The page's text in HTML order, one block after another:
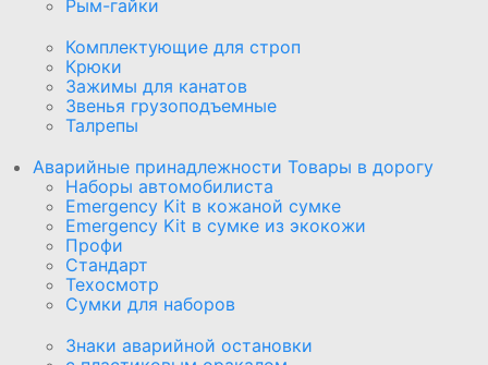
Рым-гайки
Комплектующие для строп
Крюки
Зажимы для канатов
Звенья грузоподъемные
Талрепы
Аварийные принадлежности Товары в дорогу
Наборы автомобилиста
Emergency Kit в кожаной сумке
Emergency Kit в сумке из экокожи
Профи
Стандарт
Техосмотр
Сумки для наборов
Знаки аварийной остановки